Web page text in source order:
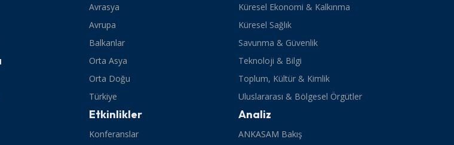
Avrasya
Avrupa
Balkanlar
Orta Asya
Orta Doğu
Türkiye
Etkinlikler
Konferanslar
Küresel Ekonomi & Kalkınma
Küresel Sağlık
Savunma & Güvenlik
Teknoloji & Bilgi
Toplum, Kültür & Kimlik
Uluslararası & Bölgesel Örgütler
Analiz
ANKASAM Bakış